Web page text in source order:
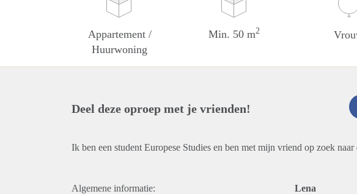
Appartement /
Huurwoning
Min. 50 m2
Deel deze oproep met je vrienden!
Ik ben een student Europese Studies en ben met mijn vriend op zoek
Algemene informatie: Lena